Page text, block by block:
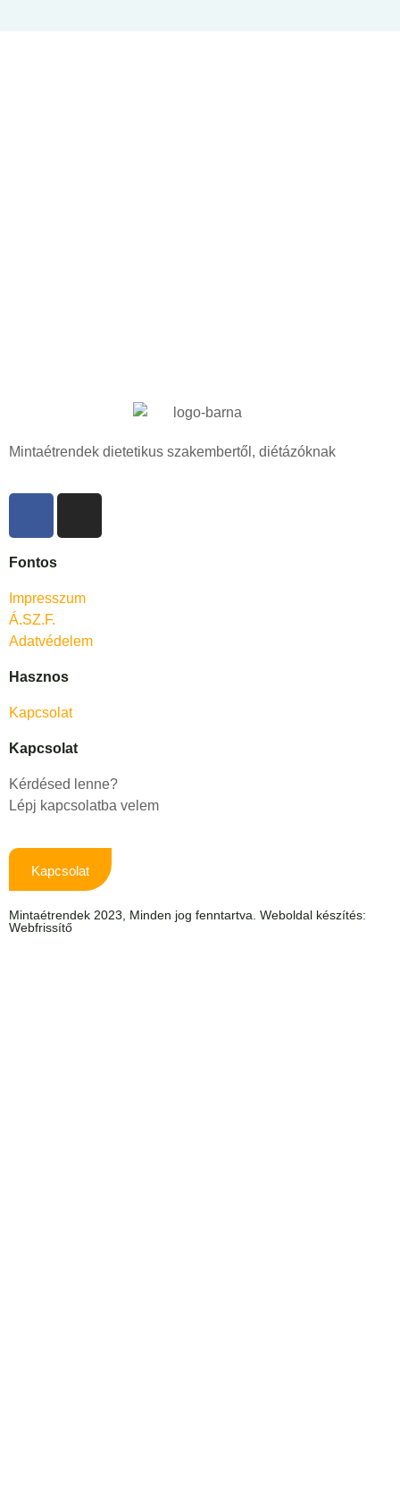
Mintaétrendek dietetikus szakembertől, diétázóknak
Fontos
Impresszum
Á.SZ.F.
Adatvédelem
Hasznos
Kapcsolat
Kapcsolat
Kérdésed lenne?
Lépj kapcsolatba velem
Kapcsolat
Mintaétrendek 2023, Minden jog fenntartva. Weboldal készítés:
Webfrissítő